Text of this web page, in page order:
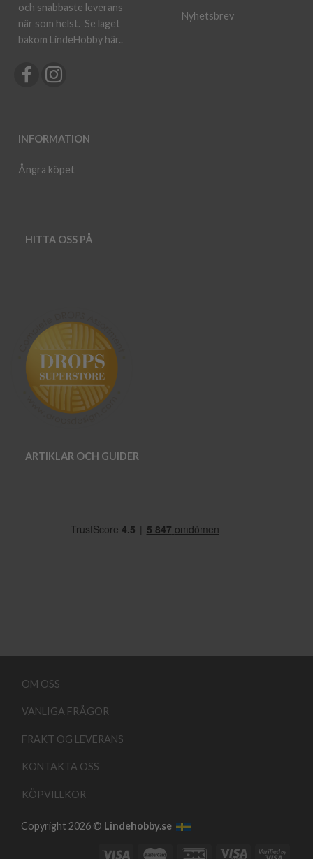
och snabbaste leverans
när som helst. Se laget
bakom LindeHobby här..
INFORMATION
Ångra köpet
Nyhetsbrev
HITTA OSS PÅ
ARTIKLAR OCH GUIDER
OM OSS
VANLIGA FRÅGOR
FRAKT OG LEVERANS
KONTAKTA OSS
KÖPVILLKOR
Copyright 2026 © Lindehobby.se